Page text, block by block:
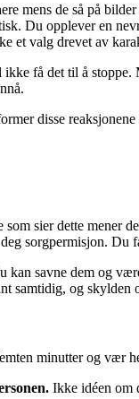
mens de så på
Du opplever en
et valg drevet av
få det til å
disse
sier dette
sorgpermisjon.
kan savne dem og
samtidig, og
minutter og vær
Ikke idéen om